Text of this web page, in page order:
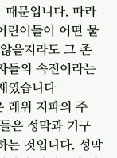
때문입니다. 따라
린이들이 어떤 물
을지라도 그 존
들의 속전이라는
였습니다
레위 지파의 주
은 성막과 기구
는 것입니다. 성막